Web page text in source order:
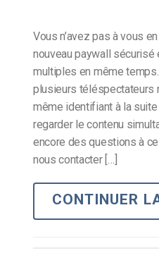
Vous n’avez pas à vous
nouveau paywall
multiples en même
plusieurs téléspectateurs
même identifiant à la suite
regarder le contenu
encore des questions à
nous contacter […]
CONTINUER